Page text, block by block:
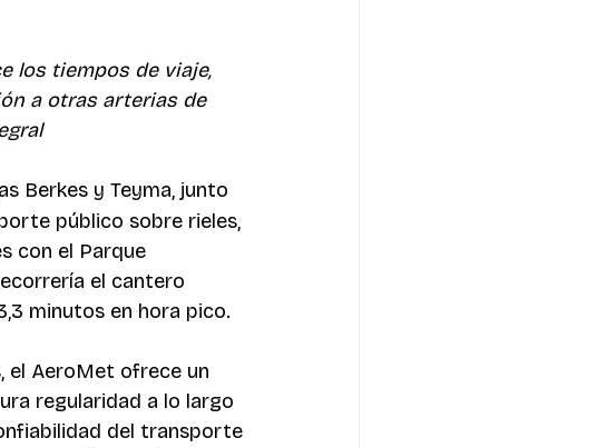
los tiempos de viaje,
a otras arterias de
Berkes y Teyma, junto
público sobre rieles,
con el Parque
el cantero
minutos en hora pico.
el AeroMet ofrece un
regularidad a lo largo
del transporte